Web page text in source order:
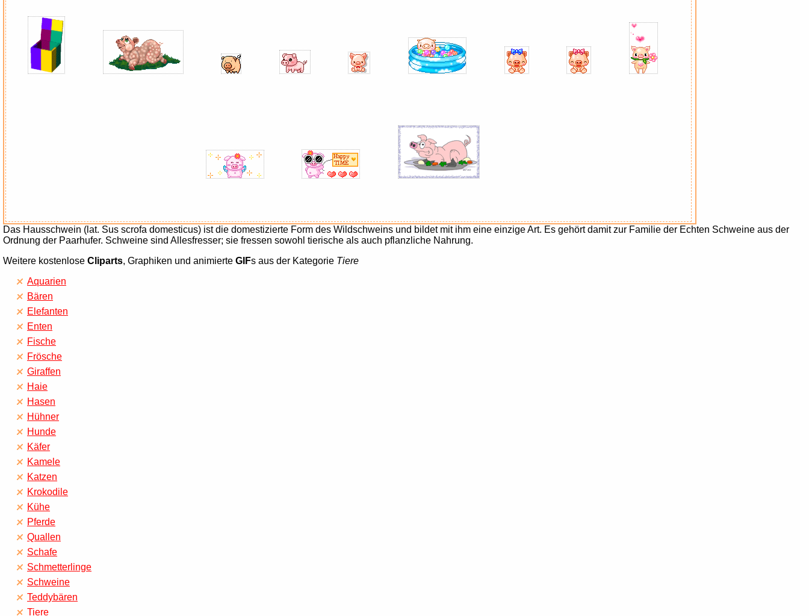
Das Hausschwein (lat. Sus scrofa domesticus) ist die domestizierte Form des Wildschweins und bildet mit ihm eine einzige Art. Es gehört damit zur Familie der Echten Schweine aus der
Ordnung der Paarhufer. Schweine sind Allesfresser; sie fressen sowohl tierische als auch pflanzliche Nahrung.
Weitere kostenlose Cliparts, Graphiken und animierte GIFs aus der Kategorie Tiere
Aquarien
Bären
Elefanten
Enten
Fische
Frösche
Giraffen
Haie
Hasen
Hühner
Hunde
Käfer
Kamele
Katzen
Krokodile
Kühe
Pferde
Quallen
Schafe
Schmetterlinge
Schweine
Teddybären
Tiere